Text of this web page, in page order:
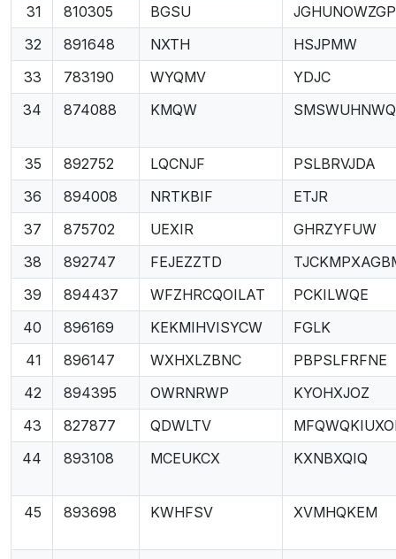
31
810305 BGSU
32
891648 NXTH
HSJPMW
33
783190 WYQMV
YDJC
34
874088 KMQW
35 892752 LQCNJF
PSLBRVJDA
36
894008 NRTKBIF
ETJR
37
875702 UEXIR
GHRZYFUW
38
892747 FEJEZZTD
39
894437 WFZHRCQOILAT
PCKILWQE
40
896169 KEKMIHVISYCW
FGLK
41
896147 WXHXLZBNC
PBPSLFRFNE
42
894395 OWRNRWP
KYOHXJOZ
43
827877 QDWLTV
44
893108 MCEUKCX KXNBXQIQ
45 893698 KWHFSV XVMHQKEM